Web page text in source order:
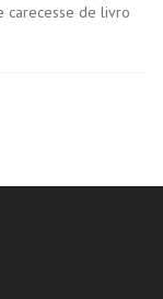
carecesse de livro